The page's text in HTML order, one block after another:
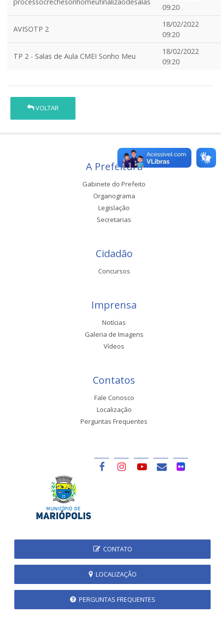
09:20
AVISOTP 2
18/02/2022
09:20
TP 2 - Salas de Aula CMEI Sonho Meu
18/02/2022
09:20
VOLTAR
A Prefeitura
Gabinete do Prefeito
Organograma
Legislação
Secretarias
Cidadão
Concursos
Imprensa
Notícias
Galeria de Imagens
Vídeos
Contatos
Fale Conosco
Localização
Perguntas Frequentes
CONTATO
LOCALIZAÇÃO
PERGUNTAS FREQUENTES